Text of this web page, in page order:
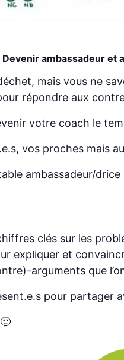
Devenir ambassadeur et
mais vous ne
répondre aux
votre coach le
vos proches mais
ambassadeur/
clés sur les
expliquer et
arguments que
pour